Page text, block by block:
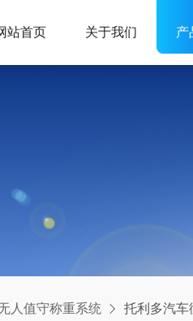
站首页 关于我们 产
人值守称重系统 托利多汽车衡无